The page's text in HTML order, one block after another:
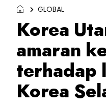
GLOBAL
Korea
amaran
terhadap
Korea